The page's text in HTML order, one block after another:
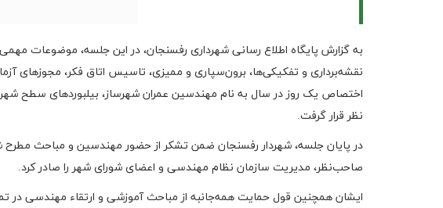
به گزارش پایگاه اطلاع رسانی شهرداری رفسنجان، در این جلسه، موضوعات
نقشه‌برداری و تفکیکی‌ها، برون‌سپاری و ممیزی، تاسیس اتاق فکر، مجوزهای
اختصاص یک روز در سال به نام مهندسین عمران شهرساز، بیلبوردهای سطح
نظر قرار گرفت.
در پایان جلسه، شهردار رفسنجان ضمن تشکر از حضور مهندسین و مباحث
صاحب‌نظر، مدیریت سازمان نظام مهندسی و اعضای شورای شهر را صادر کرد.
ایشان همچنین قول حمایت همه‌جانبه از مباحث آموزشی و ارتقاء مهندسی در